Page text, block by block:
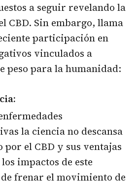
a seguir revelando la
CBD. Sin embargo, llama
participación en
vinculados a
peso para la humanidad:
la ciencia no descansa
por el CBD y sus ventajas
impactos de este
frenar el movimiento de